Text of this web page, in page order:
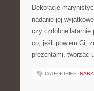
Dekoracje
nadanie jej
czy ozdobne latarnie
co, jeśli powiem Ci,
prezentami, tworząc
CATEGORIES: